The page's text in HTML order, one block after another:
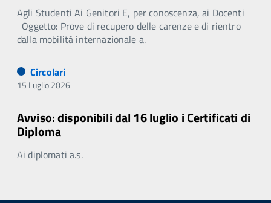
Agli Studenti Ai Genitori E, per conoscenza, ai Docenti
Oggetto: Prove di recupero delle carenze e di rientro
dalla mobilità internazionale a.
Circolari
15 Luglio 2026
Avviso: disponibili dal 16 luglio i Certificati di
Diploma
Ai diplomati a.s.